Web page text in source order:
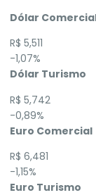
Dólar
R$ 5,511
-1,07%
Dólar Turismo
R$ 5,742
-0,89%
Euro Comercial
R$ 6,481
-1,15%
Euro Turismo